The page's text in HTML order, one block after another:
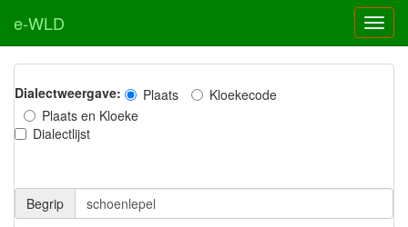
e-WLD
Dialectweergave: Plaats
Kloekecode
Plaats en Kloeke
Dialectlijst
Begrip